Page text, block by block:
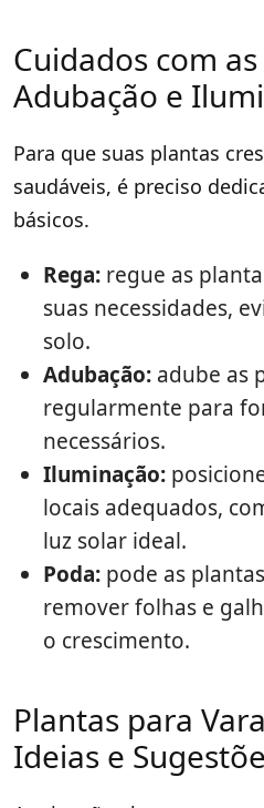
Cuidados com
Adubação e
Para que suas plantas
saudáveis, é preciso
básicos.
Rega: regue as
suas necessidades,
solo.
Adubação: adube as
regularmente para
necessários.
Iluminação:
locais adequados,
luz solar ideal.
Poda: pode as
remover folhas e
o crescimento.
Plantas para
Ideias e